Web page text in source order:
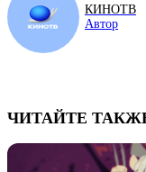
КИНОТВ
Автор
ЧИТАЙТЕ